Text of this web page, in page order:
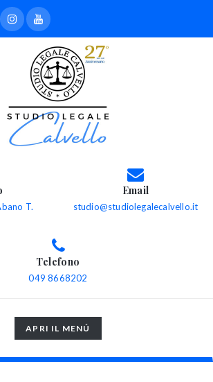
T.
Email
studio@studiolegalecalvello.it
Telefono
049 8668202
TOGGLE
NAVIGATION
APRI IL MENÚ